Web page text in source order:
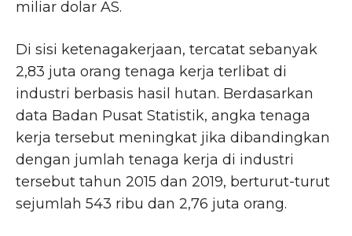
miliar dolar AS.
Di sisi ketenagakerjaan, tercatat sebanyak
2,83 juta orang tenaga kerja terlibat di
industri berbasis hasil hutan. Berdasarkan
data Badan Pusat Statistik, angka tenaga
kerja tersebut meningkat jika dibandingkan
dengan jumlah tenaga kerja di industri
tersebut tahun 2015 dan 2019, berturut-turut
sejumlah 543 ribu dan 2,76 juta orang.